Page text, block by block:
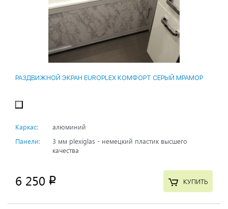
РАЗДВИЖНОЙ ЭКРАН EUROPLEX КОМФОРТ СЕРЫЙ МРАМОР
Каркас:
алюминий
Панели:
3 мм plexiglas - немецкий пластик высшего
качества
6 250 p КУПИТЬ